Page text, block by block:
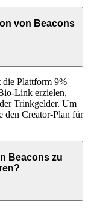
von Beacons
die Plattform 9%
Link erzielen,
Trinkgelder. Um
den Creator-Plan für
Beacons zu